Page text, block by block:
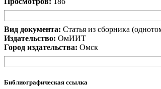
Вид документа: Статья из сборника
Издательство: ОмИИТ
Город издательства: Омск
Библиографическая ссылка